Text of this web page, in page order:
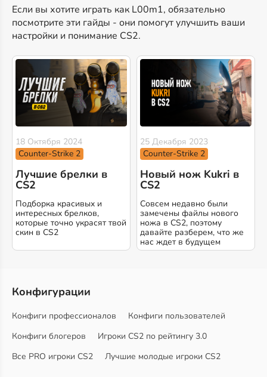
Если вы хотите играть как L00m1, обязательно
посмотрите эти гайды - они помогут улучшить ваши
настройки и понимание CS2.
18 Октября 2024
Counter-Strike 2
Лучшие брелки в
CS2
Подборка красивых и
интересных брелков,
которые точно украсят твой
скин в CS2
25 Декабря 2023
Counter-Strike 2
Новый нож Kukri в
CS2
Совсем недавно были
замечены файлы нового
ножа в CS2, поэтому
давайте разберем, что же
нас ждет в будущем
Конфигурации
Конфиги профессионалов
Конфиги пользователей
Конфиги блогеров
Игроки CS2 по рейтингу 3.0
Все PRO игроки CS2
Лучшие молодые игроки CS2